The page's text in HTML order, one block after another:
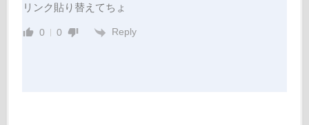
リンク貼り替えてちょ
0 0 Reply